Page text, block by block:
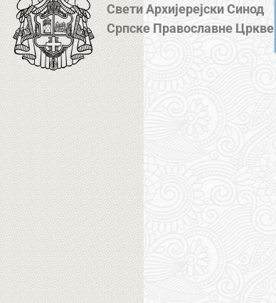
Свети Архијерејски Синод
Српске Православне Цркве